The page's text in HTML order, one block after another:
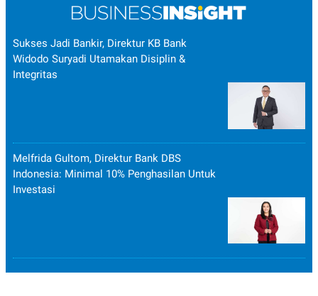
Sukses Jadi Bankir, Direktur KB Bank
Widodo Suryadi Utamakan Disiplin &
Integritas
Melfrida Gultom, Direktur Bank DBS
Indonesia: Minimal 10% Penghasilan Untuk
Investasi